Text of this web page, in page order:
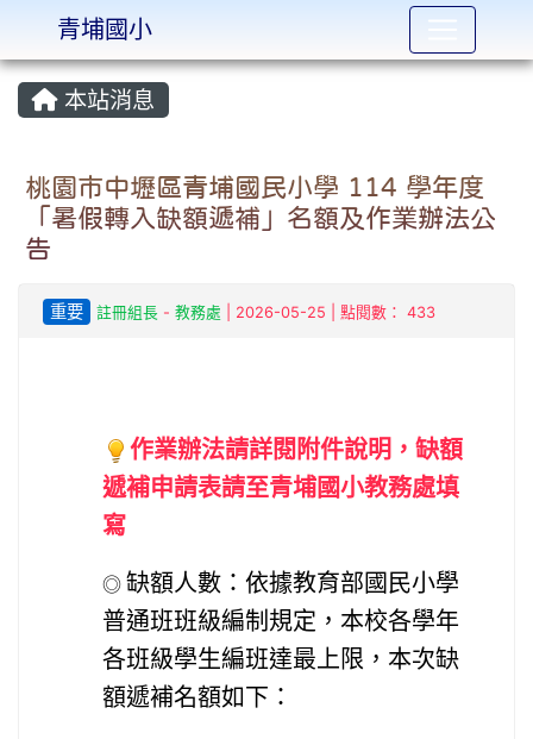
:::
本站消息
桃園市中壢區青埔國民小學 114 學年度
「暑假轉入缺額遞補」名額及作業辦法公
告
重要 註冊組長- 教務處 | 2026-05-25 | 點閱數： 433
作業辦法請詳閱附件說明，缺額
遞補申請表請至青埔國小教務處填
寫
◎ 缺額人數：依據教育部國民小學
普通班班級編制規定，本校各學年
各班級學生編班達最上限，本次缺
額遞補名額如下：
青埔國小